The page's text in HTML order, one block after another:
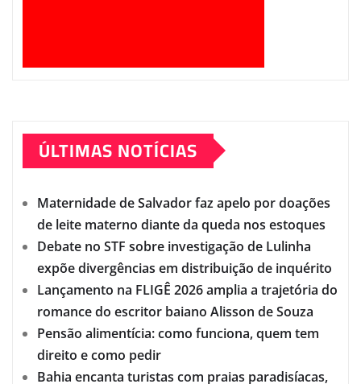
ÚLTIMAS NOTÍCIAS
Maternidade de Salvador faz apelo por doações
de leite materno diante da queda nos estoques
Debate no STF sobre investigação de Lulinha
expõe divergências em distribuição de inquérito
Lançamento na FLIGÊ 2026 amplia a trajetória do
romance do escritor baiano Alisson de Souza
Pensão alimentícia: como funciona, quem tem
direito e como pedir
Bahia encanta turistas com praias paradisíacas,